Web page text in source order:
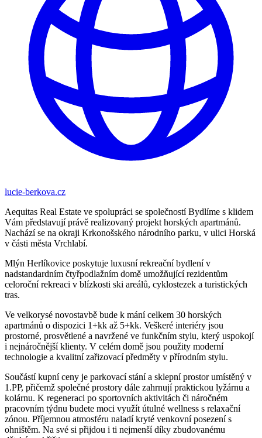
lucie-berkova.cz
Aequitas Real Estate ve spolupráci se společností Bydlíme s klidem
Vám představují právě realizovaný projekt horských apartmánů.
Nachází se na okraji Krkonošského národního parku, v ulici Horská
v části města Vrchlabí.
Mlýn Herlíkovice poskytuje luxusní rekreační bydlení v
nadstandardním čtyřpodlažním domě umožňující rezidentům
celoroční rekreaci v blízkosti ski areálů, cyklostezek a turistických
tras.
Ve velkorysé novostavbě bude k mání celkem 30 horských
apartmánů o dispozici 1+kk až 5+kk. Veškeré interiéry jsou
prostorné, prosvětlené a navržené ve funkčním stylu, který uspokojí
i nejnáročnější klienty. V celém domě jsou použity moderní
technologie a kvalitní zařizovací předměty v přírodním stylu.
Součástí kupní ceny je parkovací stání a sklepní prostor umístěný v
1.PP, přičemž společné prostory dále zahrnují praktickou lyžárnu a
kolárnu. K regeneraci po sportovních aktivitách či náročném
pracovním týdnu budete moci využít útulné wellness s relaxační
zónou. Příjemnou atmosféru naladí kryté venkovní posezení s
ohništěm. Na své si přijdou i ti nejmenší díky zbudovanému